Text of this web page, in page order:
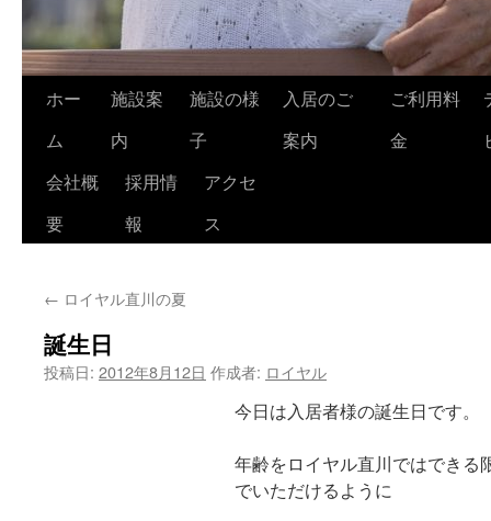
テ
ン
へ
ス
キ
ホー
ム
施設案
内
施設の様
子
入居のご
案内
ご利用料
金
会社概
要
採用情
報
アクセ
ス
← ロイヤル直川の夏
誕生日
投稿日: 2012年8月12日 作成者: ロイヤル
今日は入居者様の誕生日です。
年齢をロイヤル直川ではできる
でいただけるように